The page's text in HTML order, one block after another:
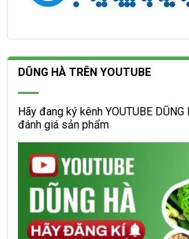
DŨNG HÀ TRÊN YOUTUBE
Hãy đang ký kênh YOUTUBE
đánh giá sản phẩm